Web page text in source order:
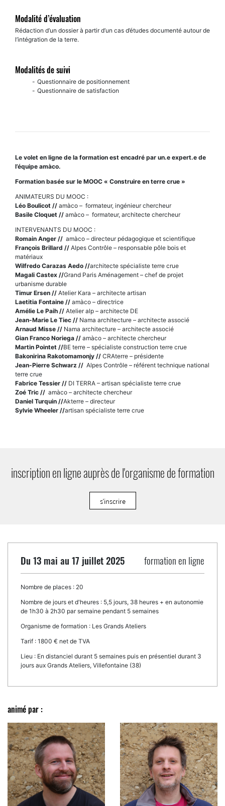
Modalité d’évaluation
Rédaction d’un dossier à partir d’un cas d’études documenté autour de
l’intégration de la terre.
Modalités de suivi
Questionnaire de positionnement
Questionnaire de satisfaction
Le volet en ligne de la formation est encadré par un.e expert.e de
l’équipe amàco.
Formation basée sur le MOOC « Construire en terre crue »
ANIMATEURS DU MOOC :
Léo Boulicot // amàco – formateur, ingénieur chercheur
Basile Cloquet // amàco – formateur, architecte chercheur
INTERVENANTS DU MOOC :
Romain Anger // amàco – directeur pédagogique et scientifique
François Brillard // Alpes Contrôle – responsable pôle bois et
matériaux
Wilfredo Carazas Aedo //architecte spécialiste terre crue
Magali Castex //Grand Paris Aménagement – chef de projet
urbanisme durable
Timur Ersen // Atelier Kara – architecte artisan
Laetitia Fontaine // amàco – directrice
Amélie Le Paih // Atelier alp – architecte DE
Jean-Marie Le Tiec // Nama architecture – architecte associé
Arnaud Misse // Nama architecture – architecte associé
Gian Franco Noriega // amàco – architecte chercheur
Martin Pointet //BE terre – spécialiste construction terre crue
Bakonirina Rakotomamonjy // CRAterre – présidente
Jean-Pierre Schwarz // Alpes Contrôle – référent technique national
terre crue
Fabrice Tessier // DI TERRA – artisan spécialiste terre crue
Zoé Tric // amàco – architecte chercheur
Daniel Turquin //Akterre – directeur
Sylvie Wheeler //artisan spécialiste terre crue
inscription en ligne auprès de l'organisme de formation
s'inscrire
Du 13 mai au 17 juillet 2025 formation en ligne
Nombre de places : 20
Nombre de jours et d'heures : 5,5 jours, 38 heures + en autonomie
de 1h30 à 2h30 par semaine pendant 5 semaines
Organisme de formation : Les Grands Ateliers
Tarif : 1800 € net de TVA
Lieu : En distanciel durant 5 semaines puis en présentiel durant 3
jours aux Grands Ateliers, Villefontaine (38)
animé par :